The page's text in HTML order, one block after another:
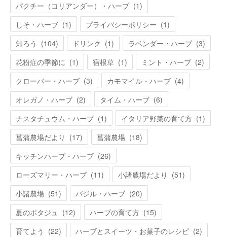
パクチー（コリアンダー）・ハーブ (1)
しそ・ハーブ (1) プライバシーポリシー (1)
知ろう (104) ドリンク (1) ラベンダー・ハーブ (3)
花粉症の季節に (1) 宿根草 (1) ミント・ハーブ (2)
クローバー・ハーブ (3) カモマイル・ハーブ (4)
オレガノ・ハーブ (2) タイム・ハーブ (6)
ナスタチュウム・ハーブ (1) イタリア野菜の育て方 (1)
菖蒲農場だより (17) 菖蒲農場 (18)
キッチンハーブ・ハーブ (26)
ローズマリー・ハーブ (11) 小諸農場だより (51)
小諸農場 (51) バジル・ハーブ (20)
夏のポタジュ (12) ハーブの育て方 (15)
育てよう (22) ハーブとスイーツ・お菓子のレシピ (2)